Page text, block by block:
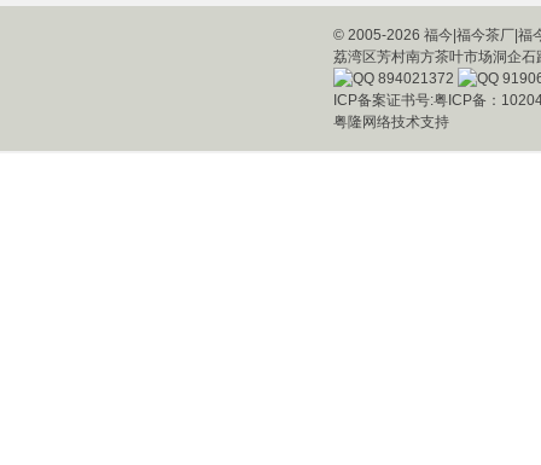
© 2005-2026 福今|福今茶厂|福
荔湾区芳村南方茶叶市场洞企
894021372
ICP备案证书号:粤ICP备：
粤隆网络技术支持